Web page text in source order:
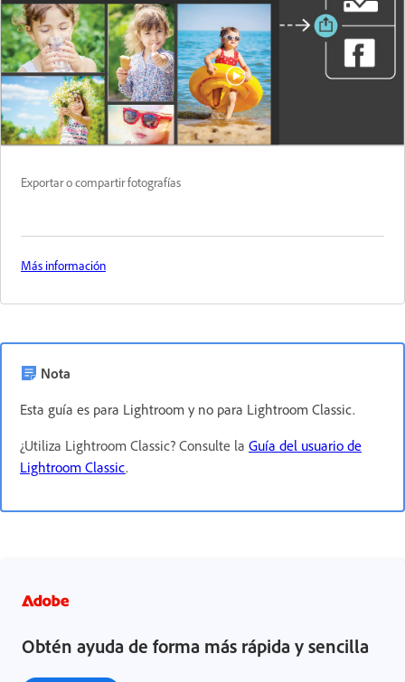
Exportar o compartir fotografías
Más información
Nota
Esta guía es para Lightroom y no para Lightroom Classic.
¿Utiliza Lightroom Classic? Consulte la Guía del usuario de
Lightroom Classic.
Obtén ayuda de forma más rápida y sencilla